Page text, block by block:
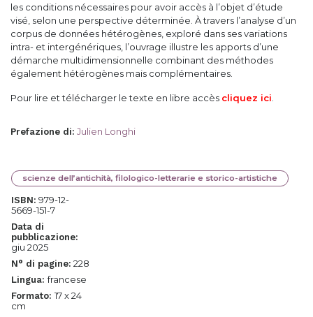
les conditions nécessaires pour avoir accès à l’objet d’étude
visé, selon une perspective déterminée. À travers l’analyse d’un
corpus de données hétérogènes, exploré dans ses variations
intra- et intergénériques, l’ouvrage illustre les apports d’une
démarche multidimensionnelle combinant des méthodes
également hétérogènes mais complémentaires.
Pour lire et télécharger le texte en libre accès cliquez ici
Prefazione di: Julien Longhi
scienze dell’antichità, filologico-letterarie e storico-artistiche
ISBN: 979-12-
5669-151-7
Data di
pubblicazione:
giu 2025
N° di pagine: 228
Lingua:francese
Formato: 17 x 24
cm